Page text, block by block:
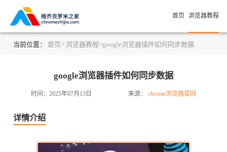
首页 浏览器教程
当前位置： 首页> 浏览器教程>google浏览器插件如何同步数据
google浏览器插件如何同步数据
时间：2025年07月13日 来源： chrome浏览器官网
详情介绍